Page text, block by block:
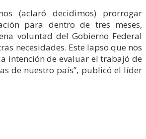
(aclaró decidimos) prorrogar
para dentro de tres meses,
voluntad del Gobierno Federal
necesidades. Este lapso que nos
intención de evaluar el trabajó de
de nuestro país”, publicó el líder